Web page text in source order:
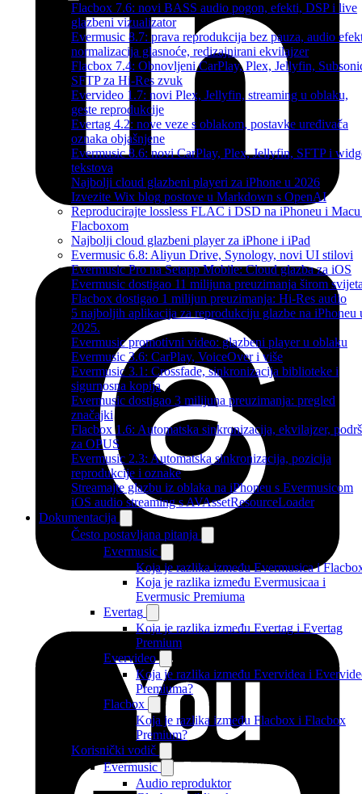
Flacbox 7.6: novi BASS audio pogon, efekti, DSP i live
glazbeni vizualizator
Evermusic 8.7: prava reprodukcija bez pauza, audio
normalizacija glasnoće, redizajnirani ekvilajzer
Flacbox 7.4: Obnovljeni CarPlay, Plex, Jellyfin,
SFTP za Hi-Res zvuk
Evervideo 1.7: novi Plex, Jellyfin, streaming u oblaku,
geste reprodukcije
Evertag 4.2: nove veze s oblakom, postavke uređivača
oznaka objašnjene
Evermusic 8.6: novi CarPlay, Plex, Jellyfin, SFTP i
tekstova
Najbolji cloud glazbeni playeri za iPhone u 2026
Izvezite Wix blog postove u Markdown s OpenAI
Reproducirajte lossless FLAC i DSD na iPhoneu i Macu
Flacboxom
Najbolji cloud glazbeni player za iPhone i iPad
Evermusic 6.8: Aliyun Drive, Synology, novi UI stilovi
Evermusic Pro na Setapp Mobile: Cloud glazba za iOS
Evermusic dostigao 11 milijuna preuzimanja širom
Flacbox dostigao 1 milijun preuzimanja: Hi-Res audio
5 najboljih aplikacija za reprodukciju glazbe na iPhoneu
2025.
Evermusic promotivni video: glazbeni player u oblaku
Evermusic 3.6: CarPlay, VoiceOver i više
Evermusic 3.1: Crossfade, sinkronizacija biblioteke i
sigurnosna kopija
Evermusic dostigao 3 milijuna preuzimanja: pregled
značajki
Flacbox 1.6: Automatska sinkronizacija, ekvilajzer,
za OPUS
Evermusic 2.3: Automatska sinkronizacija, pozicija
reprodukcije i oznake
Streamajte glazbu iz oblaka na iPhoneu s Evermusicom
iOS audio streaming s AVAssetResourceLoader
Dokumentacija
Često postavljana pitanja
Evermusic
Koja je razlika između Evermusica i
Koja je razlika između Evermusicaa i
Evermusic Premiuma
Evertag
Koja je razlika između Evertag i Evertag
Premium
Evervideo
Koja je razlika između Evervidea i
Premiuma?
Flacbox
Koja je razlika između Flacbox i Flacbox
Premium?
Korisnički vodič
Evermusic
Audio reproduktor